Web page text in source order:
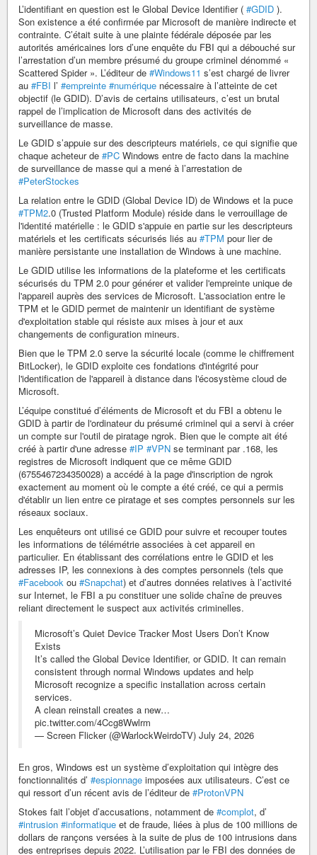
L’identifiant en question est le Global Device Identifier ( #GDID ).
Son existence a été confirmée par Microsoft de manière indirecte et
contrainte. C’était suite à une plainte fédérale déposée par les
autorités américaines lors d’une enquête du FBI qui a débouché sur
l’arrestation d’un membre présumé du groupe criminel dénommé «
Scattered Spider ». L’éditeur de #Windows11 s’est chargé de livrer
au #FBI l’ #empreinte #numérique nécessaire à l’atteinte de cet
objectif (le GDID). D’avis de certains utilisateurs, c’est un brutal
rappel de l’implication de Microsoft dans des activités de
surveillance de masse.
Le GDID s’appuie sur des descripteurs matériels, ce qui signifie que
chaque acheteur de #PC Windows entre de facto dans la machine
de surveillance de masse qui a mené à l’arrestation de
#PeterStockes
La relation entre le GDID (Global Device ID) de Windows et la puce
#TPM2.0 (Trusted Platform Module) réside dans le verrouillage de
l'identité matérielle : le GDID s'appuie en partie sur les descripteurs
matériels et les certificats sécurisés liés au #TPM pour lier de
manière persistante une installation de Windows à une machine.
Le GDID utilise les informations de la plateforme et les certificats
sécurisés du TPM 2.0 pour générer et valider l'empreinte unique de
l'appareil auprès des services de Microsoft. L'association entre le
TPM et le GDID permet de maintenir un identifiant de système
d'exploitation stable qui résiste aux mises à jour et aux
changements de configuration mineurs.
Bien que le TPM 2.0 serve la sécurité locale (comme le chiffrement
BitLocker), le GDID exploite ces fondations d'intégrité pour
l'identification de l'appareil à distance dans l'écosystème cloud de
Microsoft.
L’équipe constitué d’éléments de Microsoft et du FBI a obtenu le
GDID à partir de l'ordinateur du présumé criminel qui a servi à créer
un compte sur l'outil de piratage ngrok. Bien que le compte ait été
créé à partir d'une adresse #IP #VPN se terminant par .168, les
registres de Microsoft indiquent que ce même GDID
(6755467234350028) a accédé à la page d'inscription de ngrok
exactement au moment où le compte a été créé, ce qui a permis
d'établir un lien entre ce piratage et ses comptes personnels sur les
réseaux sociaux.
Les enquêteurs ont utilisé ce GDID pour suivre et recouper toutes
les informations de télémétrie associées à cet appareil en
particulier. En établissant des corrélations entre le GDID et les
adresses IP, les connexions à des comptes personnels (tels que
#Facebook ou #Snapchat) et d’autres données relatives à l’activité
sur Internet, le FBI a pu constituer une solide chaîne de preuves
reliant directement le suspect aux activités criminelles.
Microsoft’s Quiet Device Tracker Most Users Don’t Know
Exists
It’s called the Global Device Identifier, or GDID. It can remain
consistent through normal Windows updates and help
Microsoft recognize a specific installation across certain
services.
A clean reinstall creates a new…
pic.twitter.com/4Ccg8Wwlrm
— Screen Flicker (@WarlockWeirdoTV) July 24, 2026
En gros, Windows est un système d’exploitation qui intègre des
fonctionnalités d’ #espionnage imposées aux utilisateurs. C’est ce
qui ressort d’un récent avis de l’éditeur de #ProtonVPN
Stokes fait l’objet d’accusations, notamment de #complot, d’
#intrusion #informatique et de fraude, liées à plus de 100 millions de
dollars de rançons versées à la suite de plus de 100 intrusions dans
des entreprises depuis 2022. L’utilisation par le FBI des données de